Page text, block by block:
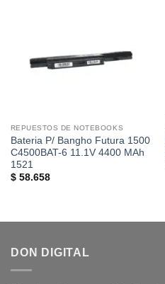
REPUESTOS DE NOTEBOOKS
Bateria P/ Bangho Futura 1500
C4500BAT-6 11.1V 4400 MAh
1521
$58.658
DON DIGITAL